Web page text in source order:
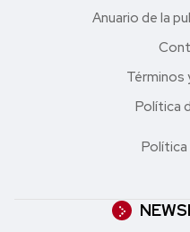
Anuario de la
Términos
Política